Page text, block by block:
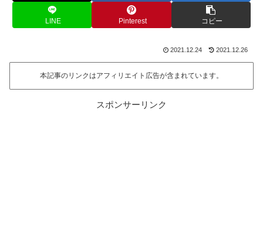
LINE Pinterest コピー
2021.12.24 2021.12.26
本記事のリンクはアフィリエイト広告が含まれています。
スポンサーリンク